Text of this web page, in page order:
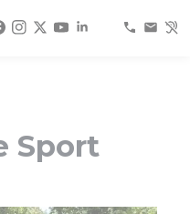
Sport